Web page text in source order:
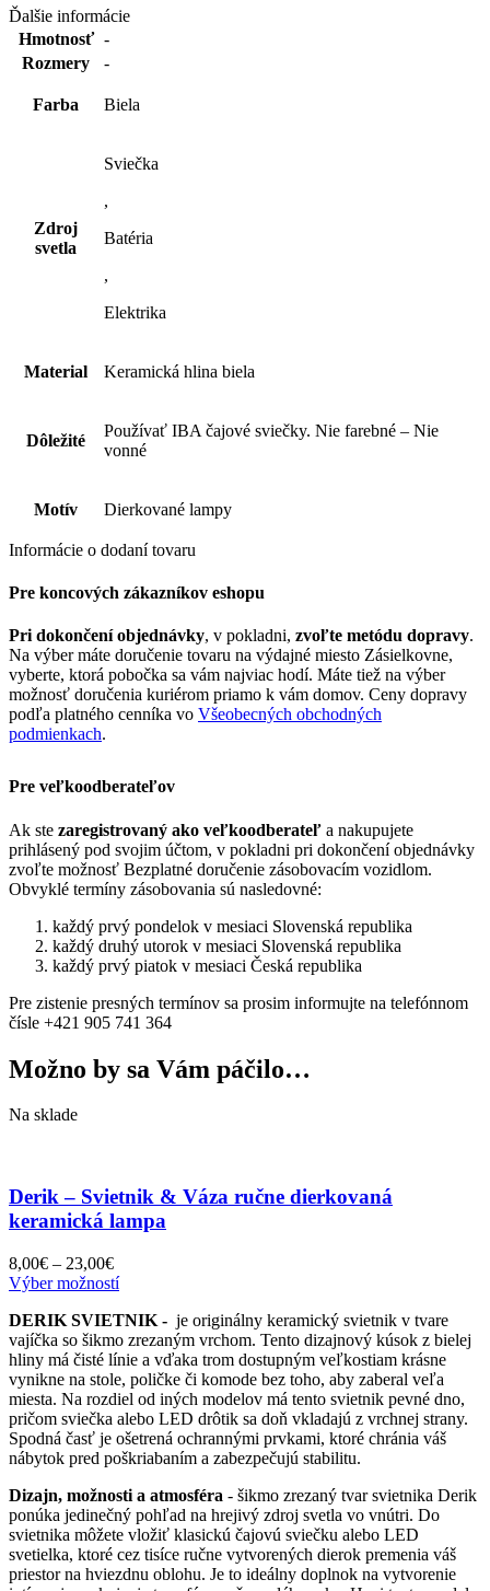
lampa
Ďalšie informácie
Hmotnosť -
Rozmery
-
Farba Biela
Zdroj
svetla
Sviečka
,
Batéria
,
Elektrika
Material Keramická hlina biela
Dôležité
Používať IBA čajové sviečky. Nie farebné – Nie
vonné
Motív Dierkované lampy
Informácie o dodaní tovaru
Pre koncových zákazníkov eshopu
Pri dokončení objednávky, v pokladni, zvoľte metódu dopravy.
Na výber máte doručenie tovaru na výdajné miesto Zásielkovne,
vyberte, ktorá pobočka sa vám najviac hodí. Máte tiež na výber
možnosť doručenia kuriérom priamo k vám domov. Ceny dopravy
podľa platného cenníka vo Všeobecných obchodných
podmienkach.
Pre veľkoodberateľov
Ak ste zaregistrovaný ako veľkoodberateľ a nakupujete
prihlásený pod svojim účtom, v pokladni pri dokončení objednávky
zvoľte možnosť Bezplatné doručenie zásobovacím vozidlom.
Obvyklé termíny zásobovania sú nasledovné:
každý prvý pondelok v mesiaci Slovenská republika
každý druhý utorok v mesiaci Slovenská republika
každý prvý piatok v mesiaci Česká republika
Pre zistenie presných termínov sa prosim informujte na telefónnom
čísle +421 905 741 364
Možno by sa Vám páčilo…
Na sklade
Derik – Svietnik & Váza ručne dierkovaná
keramická lampa
8,00€ – 23,00€Price
range:
through
23,00€
Výber možnostíTento
má
viacero
variantov.
Možnosti
si
môžete
vybrať
na
produktu.
DERIK SVIETNIK - je originálny keramický svietnik v tvare
vajíčka so šikmo zrezaným vrchom. Tento dizajnový kúsok z bielej
hliny má čisté línie a vďaka trom dostupným veľkostiam krásne
vynikne na stole, poličke či komode bez toho, aby zaberal veľa
miesta. Na rozdiel od iných modelov má tento svietnik pevné dno,
pričom sviečka alebo LED drôtik sa doň vkladajú z vrchnej strany.
Spodná časť je ošetrená ochrannými prvkami, ktoré chránia váš
nábytok pred poškriabaním a zabezpečujú stabilitu.
Dizajn, možnosti a atmosféra - šikmo zrezaný tvar svietnika Derik
ponúka jedinečný pohľad na hrejivý zdroj svetla vo vnútri. Do
svietnika môžete vložiť klasickú čajovú sviečku alebo LED
svetielka, ktoré cez tisíce ručne vytvorených dierok premenia váš
priestor na hviezdnu oblohu. Je to ideálny doplnok na vytvorenie